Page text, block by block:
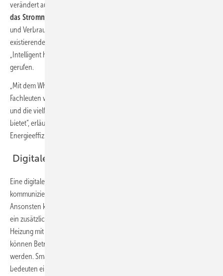
verändert auch die Rolle der Heizung, die künftig immer
das Stromnetz eingebunden
und Verbraucher auf den Wandel vorzubereiten und über bereits
existierende Lösungen zu informieren, hat das Serviceportal
„Intelligent heizen“ die Blogserie „Digitale Heizungswelt“ ins Leben
gerufen.
„Mit dem Whitepaper, das auf der Blogserie basiert, wollen wir
Fachleuten wie auch allen anderen Interessierten Orientierung geben
und die vielfältigen Möglichkeiten aufzeigen, die die digitale Heizung
bietet“, erläutert Kerstin Vogt, Geschäftsführerin der VdZ, Forum für
Energieeffizienz in der Gebäudetechnik.
Digitale Schnittstelle und Vernetzung
Eine digitale Schnittstelle, über die die Heizung mit anderen Geräten
kommunizieren kann, ist bei neueren Geräten bereits fest integriert.
Ansonsten kann die Verbindung mit dem Internet-Router auch über
ein zusätzliches Modul hergestellt werden. Durch die Vernetzung der
Heizung mit dem Smartphone, dem Tablet oder der Haussteuerung
können Betriebs-Einstellungen bequem von
werden. Smarthome-Lösungen bieten nicht nur mehr Komfort und
bedeuten eine Kostenersparnis, sie spielen auch im Rahmen der